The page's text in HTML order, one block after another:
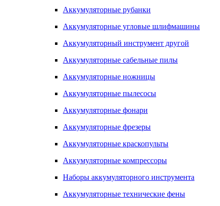
Аккумуляторные рубанки
Аккумуляторные угловые шлифмашины
Аккумуляторный инструмент другой
Аккумуляторные сабельные пилы
Аккумуляторные ножницы
Аккумуляторные пылесосы
Аккумуляторные фонари
Аккумуляторные фрезеры
Аккумуляторные краскопульты
Аккумуляторные компрессоры
Наборы аккумуляторного инструмента
Аккумуляторные технические фены